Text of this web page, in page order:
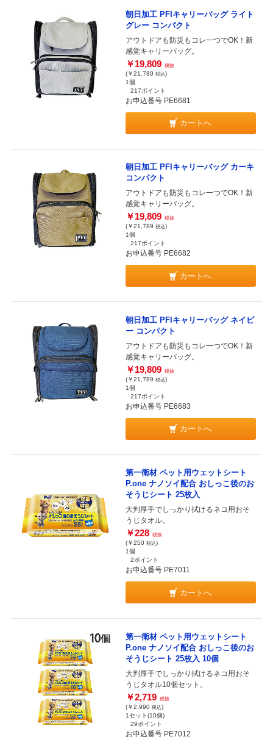
朝日加工 PFIキャリーバッグ ライト
グレー コンパクト
アウトドアも防災もコレ一つでOK！新
感覚キャリーバッグ。
￥19,809 税抜
(￥21,789 税込)
1個
217ポイント
お申込番号 PE6681
カートへ
朝日加工 PFIキャリーバッグ カーキ
コンパクト
アウトドアも防災もコレ一つでOK！新
感覚キャリーバッグ。
￥19,809 税抜
(￥21,789 税込)
1個
217ポイント
お申込番号 PE6682
カートへ
朝日加工 PFIキャリーバッグ ネイビ
ー コンパクト
アウトドアも防災もコレ一つでOK！新
感覚キャリーバッグ。
￥19,809 税抜
(￥21,789 税込)
1個
217ポイント
お申込番号 PE6683
カートへ
第一衛材 ペット用ウェットシート
P.one ナノソイ配合 おしっこ後のお
そうじシート 25枚入
大判厚手でしっかり拭けるネコ用おそ
うじタオル。
￥228 税抜
(￥250 税込)
1個
2ポイント
お申込番号 PE7011
カートへ
第一衛材 ペット用ウェットシート
P.one ナノソイ配合 おしっこ後のお
そうじシート 25枚入 10個
大判厚手でしっかり拭けるネコ用おそ
うじタオル10個セット。
￥2,719 税抜
(￥2,990 税込)
1セット(10個)
29ポイント
お申込番号 PE7012